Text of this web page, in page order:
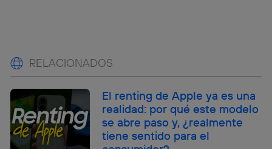
RELACIONADOS
El renting de Apple ya es una
realidad: por qué este modelo
se abre paso y, ¿realmente
tiene sentido para el